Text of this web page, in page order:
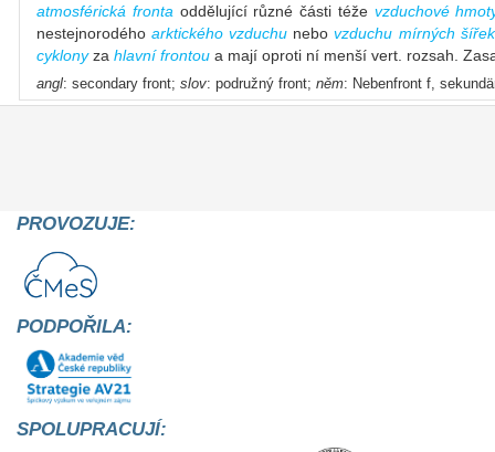
atmosférická fronta oddělující různé části téže vzduchové
nestejnorodéhoarktického vzduchu nebovzduchu mírných šířek
cyklonyza hlavní frontou a mají oproti ní menší vert. rozsah.
angl: secondary front; slov: podružný front; něm: Nebenfront f,
PROVOZUJE:
PODPOŘILA:
SPOLUPRACUJÍ: